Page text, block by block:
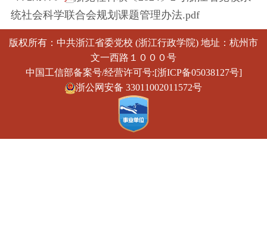
统社会科学联合会规划课题管理办法.pdf
版权所有：中共浙江省委党校 (浙江行政学院) 地址：杭州市
文一西路１０００号
中国工信部备案号/经营许可号:[浙ICP备05038127号]
浙公网安备 33011002011572号